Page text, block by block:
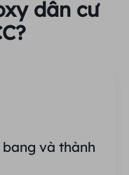
dân cư
và thành